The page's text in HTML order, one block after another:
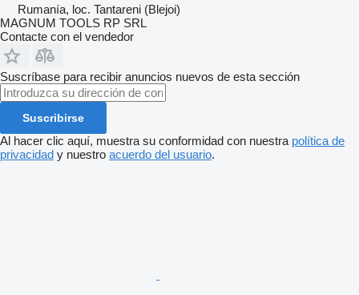
Rumanía, loc. Tantareni (Blejoi)
MAGNUM TOOLS RP SRL
Contacte con el vendedor
Suscríbase para recibir anuncios nuevos de esta sección
Suscribirse
Al hacer clic aquí, muestra su conformidad con nuestra política de
privacidad y nuestro acuerdo del usuario.